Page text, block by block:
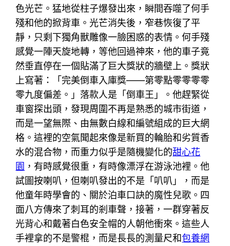
色光芒。猛地從柱子爆發出來，瞬間吞噬了何手
殘和他的掀背車。光芒消失後，窄巷恢復了平
靜，只剩下獨角獸雕像一臉困惑的表情。何手殘
感覺一陣天旋地轉，等他回過神來，他的車子竟
然垂直停在一個貼滿了巨大獎狀的牆壁上。獎狀
上寫著：「完美倒車入庫獎——第零點零零零零
零九度偏差。」落款人是「倒車王」。他趕緊從
車窗探出頭，發現周圍不再是熟悉的城市街道，
而是一望無際、由無數白線和編號組成的巨大網
格。這裡的空氣聞起來像是新買的輪胎和劣質香
水的混合物，而重力似乎是隨機變化的甜心花
園 ，有時感覺很重，有時像漂浮在游泳池裡。他
試圖按喇叭，但喇叭發出的不是「叭叭」，而是
他童年時學會的、關於泊車口訣的魔性兒歌。四
面八方傳來了刺耳的剎車聲，接著，一群穿著反
光背心和戴著白色安全帽的人朝他衝來。這些人
手裡拿的不是警棍，而是長長的測量尺和包養網